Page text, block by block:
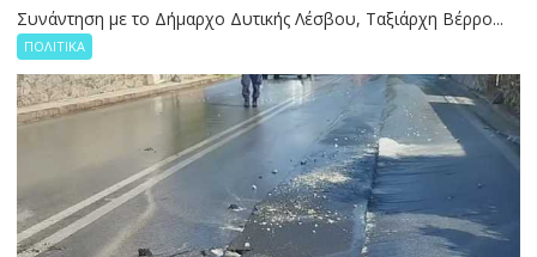
Συνάντηση με το Δήμαρχο Δυτικής Λέσβου, Ταξιάρχη Βέρρο...
ΠΟΛΙΤΙΚΑ